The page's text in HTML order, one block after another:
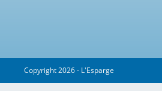
Copyright 2026 - L'Esparge